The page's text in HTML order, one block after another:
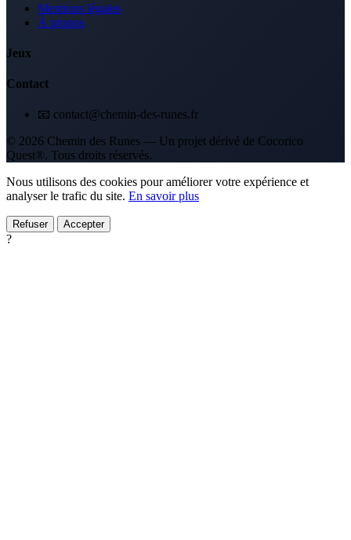
Mentions légales
À propos
Jeux
Contact
📧 contact@chemin-des-runes.fr
© 2026 Chemin des Runes — Un projet dérivé de Cocorico
Quest®. Tous droits réservés.
Nous utilisons des cookies pour améliorer votre expérience et
analyser le trafic du site. En savoir plus
Refuser Accepter
?